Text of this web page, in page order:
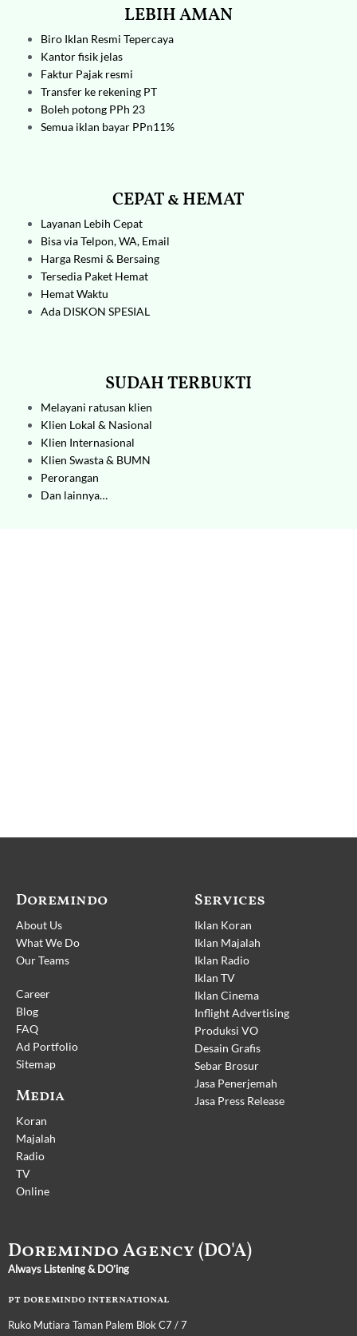
LEBIH AMAN
Biro Iklan Resmi Tepercaya
Kantor fisik jelas
Faktur Pajak resmi
Transfer ke rekening PT
Boleh potong PPh 23
Semua iklan bayar PPn11%
CEPAT & HEMAT
Layanan Lebih Cepat
Bisa via Telpon, WA, Email
Harga Resmi & Bersaing
Tersedia Paket Hemat
Hemat Waktu
Ada DISKON SPESIAL
SUDAH TERBUKTI
Melayani ratusan klien
Klien Lokal & Nasional
Klien Internasional
Klien Swasta & BUMN
Perorangan
Dan lainnya…
Doremindo
About Us
What We Do
Our Teams
Career
Blog
FAQ
Ad Portfolio
Sitemap
Media
Koran
Majalah
Radio
TV
Online
Services
Iklan Koran
Iklan Majalah
Iklan Radio
Iklan TV
Iklan Cinema
Inflight Advertising
Produksi VO
Desain Grafis
Sebar Brosur
Jasa Penerjemah
Jasa Press Release
Doremindo Agency (DO'A)
Always Listening & DO’ing
pt doremindo international
Ruko Mutiara Taman Palem Blok C7 / 7